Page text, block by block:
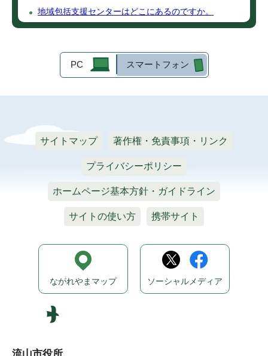
地域包括支援センターはどこにあるのですか。
PC スマートフォン
サイトマップ 著作権・免責事項・リンク
プライバシーポリシー
ホームページ基本方針・ガイドライン
サイトの使い方 携帯サイト
ながれやまマップ ソーシャルメディア